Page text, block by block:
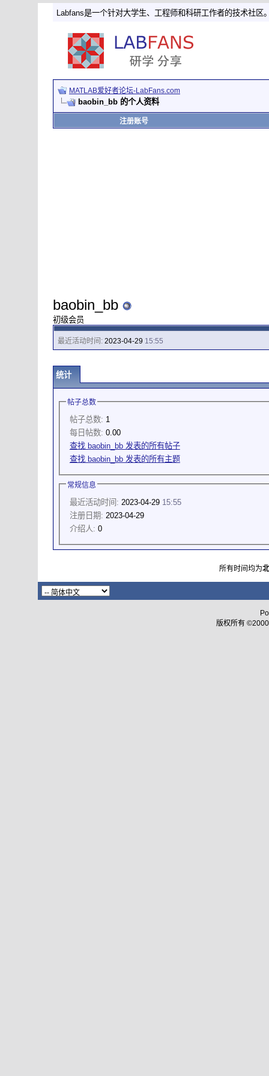
Labfans是一个针对大学生、工程师和科研工作者的技术社区
MATLAB爱好者论坛-LabFans.com
baobin_bb 的个人资料
注册账号
baobin_bb
初级会员
最近活动时间:2023-04-29 15:55
统计
帖子总数
帖子总数: 1
每日帖数: 0.00
查找 baobin_bb 发表的所有帖子
查找 baobin_bb 发表的所有主题
常规信息
最近活动时间: 2023-04-29 15:55
注册日期: 2023-04-29
介绍人: 0
所有时间均为
版权所有